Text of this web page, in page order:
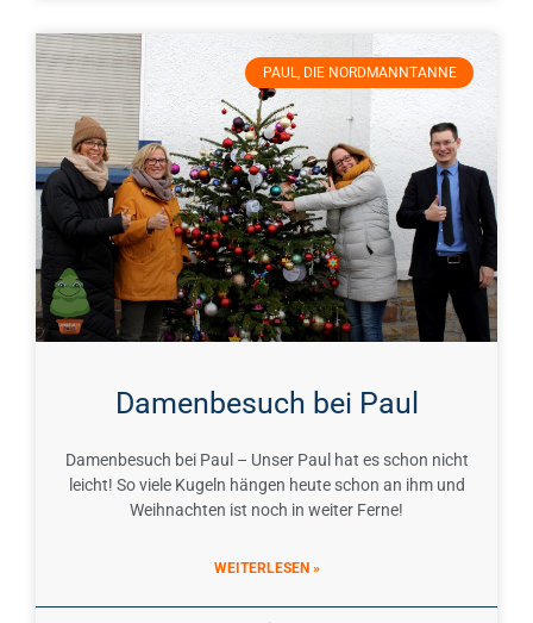
PAUL, DIE NORDMANNTANNE
Damenbesuch bei Paul
Damenbesuch bei Paul – Unser Paul hat es schon nicht
leicht! So viele Kugeln hängen heute schon an ihm und
Weihnachten ist noch in weiter Ferne!
WEITERLESEN »